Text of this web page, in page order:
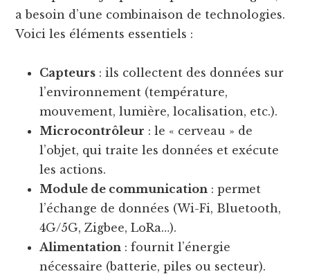
a besoin d’une combinaison de technologies.
Voici les éléments essentiels :
Capteurs : ils collectent des données sur
l’environnement (température,
mouvement, lumière, localisation, etc.).
Microcontrôleur : le « cerveau » de
l’objet, qui traite les données et exécute
les actions.
Module de communication : permet
l’échange de données (Wi-Fi, Bluetooth,
4G/5G, Zigbee, LoRa…).
Alimentation : fournit l’énergie
nécessaire (batterie, piles ou secteur).